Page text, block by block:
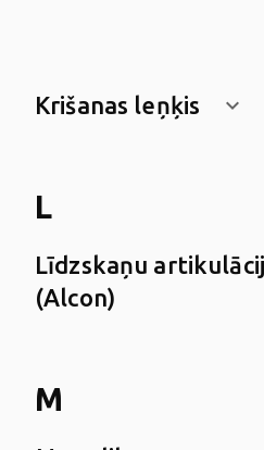
Krišanas leņķis keyboard_arrow_down
L
Līdzskaņu
(Alcon)
M